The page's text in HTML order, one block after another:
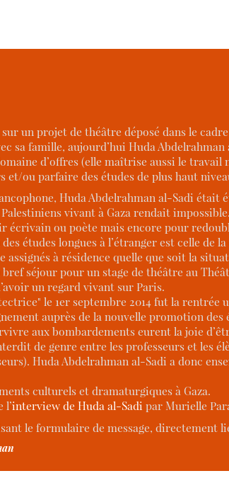
un projet de théâtre déposé dans le
sa famille, aujourd’hui Huda
d’offres (elle maîtrise aussi le travail
et/ou parfaire des études de plus haut
Huda Abdelrahman al-Sadi était
vivant à Gaza rendait
écrivain ou poète mais encore pour
études longues à l’étranger est celle
assignés à résidence quelle que soit la
bref séjour pour un stage de théâtre au
un regard vivant sur Paris.
le 1er septembre 2014 fut la
auprès de la nouvelle promotion
aux bombardements eurent la joie
de genre entre les professeurs et les
Huda Abdelrahman al-Sadi a donc
culturels et dramaturgiques à Gaza.
interview de Huda al-Sadi par Murielle
le formulaire de message, directement